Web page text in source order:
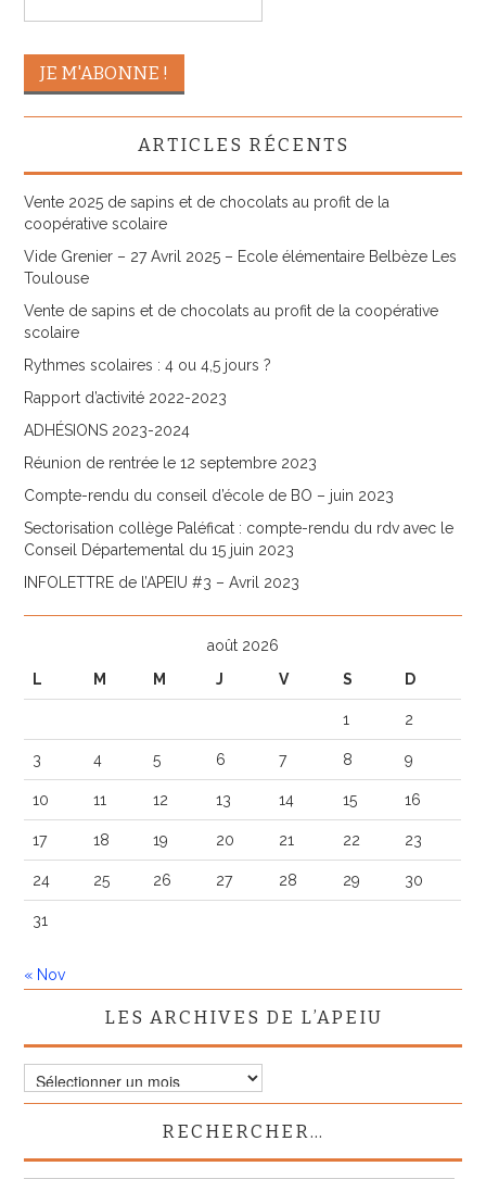
ARTICLES RÉCENTS
Vente 2025 de sapins et de chocolats au profit de la
coopérative scolaire
Vide Grenier – 27 Avril 2025 – Ecole élémentaire Belbèze Les
Toulouse
Vente de sapins et de chocolats au profit de la coopérative
scolaire
Rythmes scolaires : 4 ou 4,5 jours ?
Rapport d’activité 2022-2023
ADHÉSIONS 2023-2024
Réunion de rentrée le 12 septembre 2023
Compte-rendu du conseil d’école de BO – juin 2023
Sectorisation collège Paléficat : compte-rendu du rdv avec le
Conseil Départemental du 15 juin 2023
INFOLETTRE de l’APEIU #3 – Avril 2023
août 2026
L
M M J V S D
1 2
3 4 5 6 7 8 9
10 11 12 13 14 15 16
17 18 19 20 21 22 23
24 25 26 27 28 29 30
31
« Nov
LES ARCHIVES DE L’APEIU
Les
archives
RECHERCHER…